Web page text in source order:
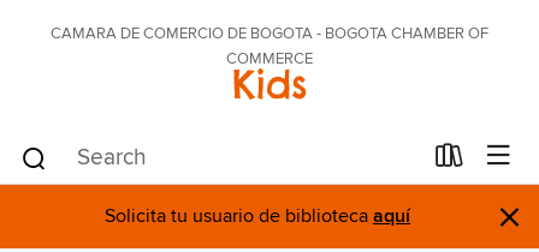
CAMARA DE COMERCIO DE BOGOTA - BOGOTA CHAMBER OF
COMMERCE
Kids
Solicita tu usuario de biblioteca aquí ×